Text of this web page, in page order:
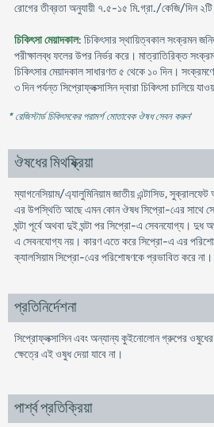
রোগের তীব্রতা অনুযায়ী ৭.৫-১৫ মি.গ্রা./কেজি/দিন ২টি
চিকিৎসা মেয়াদকাল: চিকিৎসার স্থায়িত্বকাল সংক্রমন
পরীক্ষালব্ধ ফলের উপর নির্ভর করে। মাত্রাতিরিক্ত
চিকিৎসার মেয়াদকাল সাধারণত ৫ থেকে ১০ দিন।
৩ দিন পর্যন্ত সিপ্রোফ্লক্সাসিন দ্বারা চিকিৎসা চালিয়ে
* রেজিস্টার্ড চিকিৎসকের পরামর্শ মোতাবেক ঔষধ সেবন করুন'
ঔষধের মিথষ্ক্রিয়া
ম্যাগনেসিয়াম/এ্যালুমিনিয়াম জাতীয় এন্টাসিড,
এর উপস্থিতি আছে এমন কোন ঔষধ সিপ্রো-এের সাথে
ঘন্টা পূর্বে অথবা দুই ঘন্টা পর সিপ্রো-এ সেবনযোগ্য। দুধ
এ সেবনযোগ্য নয়। কারণ এতে করে সিপ্রো-এ এর
ক্যালসিয়াম সিপ্রো-এের পরিশোষণকে প্রভাবিত করে না।
প্রতিনির্দেশনা
সিপ্রোফ্লক্সাসিন এবং অন্যান্য কুইনোলোন গ্রুপের
ক্ষেত্রে এই ওষুধ দেয়া যাবে না।
পার্শ্ব প্রতিক্রিয়া